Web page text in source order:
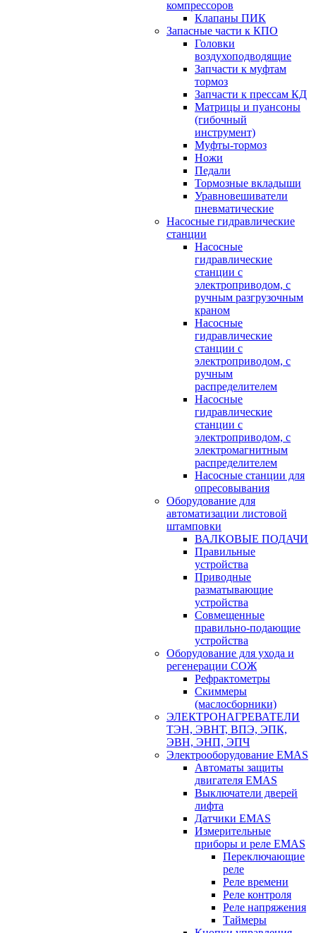
компрессоров
Клапаны ПИК
Запасные части к КПО
Головки
воздухоподводящие
Запчасти к муфтам
тормоз
Запчасти к прессам КД
Матрицы и пуансоны
(гибочный
инструмент)
Муфты-тормоз
Ножи
Педали
Тормозные вкладыши
Уравновешиватели
пневматические
Насосные гидравлические
станции
Насосные
гидравлические
станции с
электроприводом, с
ручным разгрузочным
краном
Насосные
гидравлические
станции с
электроприводом, с
ручным
распределителем
Насосные
гидравлические
станции с
электроприводом, с
электромагнитным
распределителем
Насосные станции для
опресовывания
Оборудование для
автоматизации листовой
штамповки
ВАЛКОВЫЕ ПОДАЧИ
Правильные
устройства
Приводные
разматывающие
устройства
Совмещенные
правильно-подающие
устройства
Оборудование для ухода и
регенерации СОЖ
Рефрактометры
Скиммеры
(маслосборники)
ЭЛЕКТРОНАГРЕВАТЕЛИ
ТЭН, ЭВНТ, ВПЭ, ЭПК,
ЭВН, ЭНП, ЭПЧ
Электрооборудование EMAS
Автоматы защиты
двигателя EMAS
Выключатели дверей
лифта
Датчики EMAS
Измерительные
приборы и реле EMAS
Переключающие
реле
Реле времени
Реле контроля
Реле напряжения
Таймеры